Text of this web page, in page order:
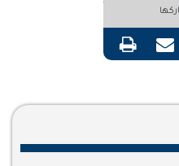
مشاركة عبر البريد طباعة